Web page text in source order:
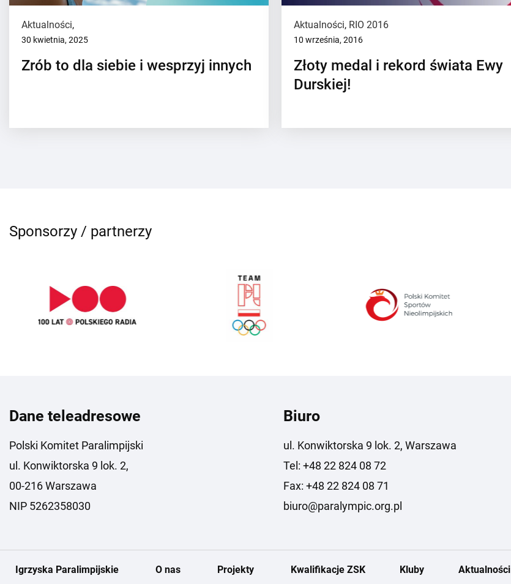
Aktualności,
30 kwietnia, 2025
Zrób to dla siebie i wesprzyj innych
Aktualności, RIO 2016
10 września, 2016
Złoty medal i rekord świata Ewy
Durskiej!
Sponsorzy / partnerzy
Dane teleadresowe
Polski Komitet Paralimpijski
ul. Konwiktorska 9 lok. 2,
00-216 Warszawa
NIP 5262358030
Biuro
ul. Konwiktorska 9 lok. 2, Warszawa
Tel: +48 22 824 08 72
Fax: +48 22 824 08 71
biuro@paralympic.org.pl
Igrzyska Paralimpijskie O nas Projekty Kwalifikacje ZSK Kluby Aktualności